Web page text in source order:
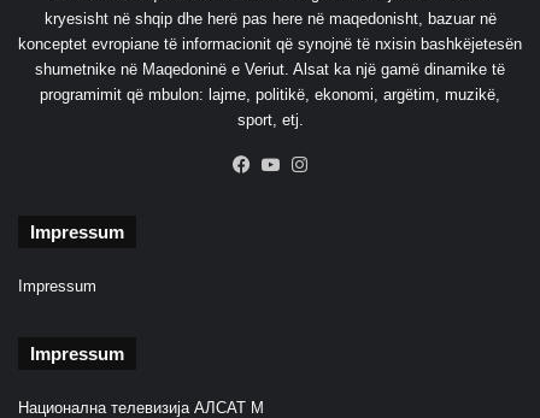
kryesisht në shqip dhe herë pas here në maqedonisht, bazuar në
konceptet evropiane të informacionit që synojnë të nxisin bashkëjetesën
shumetnike në Maqedoninë e Veriut. Alsat ka një gamë dinamike të
programimit që mbulon: lajme, politikë, ekonomi, argëtim, muzikë,
sport, etj.
Facebook
YouTube
Impressum
Impressum
Impressum
Национална телевизија АЛСАТ М